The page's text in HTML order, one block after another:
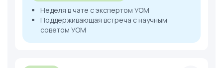
Неделя в чате с экспертом УОМ
Поддерживающая встреча с научным
советом УОМ